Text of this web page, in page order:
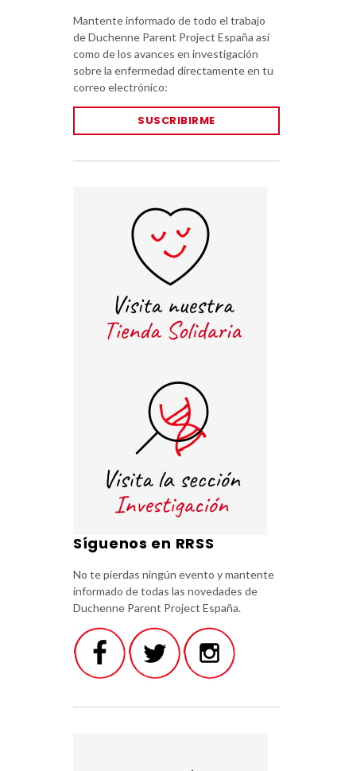
Mantente informado de todo el trabajo
de Duchenne Parent Project España así
como de los avances en investigación
sobre la enfermedad directamente en tu
correo electrónico:
SUSCRIBIRME
Síguenos en RRSS
No te pierdas ningún evento y mantente
informado de todas las novedades de
Duchenne Parent Project España.